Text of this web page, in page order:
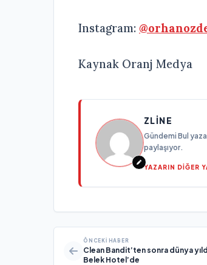
Instagram:
Kaynak Oranj Medya
ZLINE
Gündemi Bul
paylaşıyor.
YAZARIN DİĞER
ÖNCEKI HABER
Clean Bandit’ten sonra dünya
Belek Hotel’de